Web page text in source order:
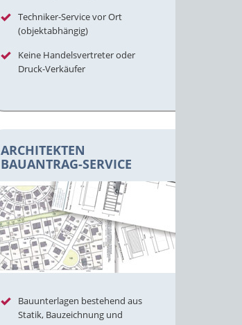
Techniker-Service vor Ort
(objektabhängig)
Keine Handelsvertreter oder
Druck-Verkäufer
ARCHITEKTEN
BAUANTRAG-SERVICE
Bauunterlagen bestehend aus
Statik, Bauzeichnung und